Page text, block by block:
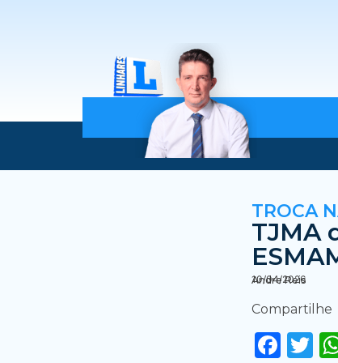
TROCA
TJMA
Andre Reis
10/04/2026
Compartilhe